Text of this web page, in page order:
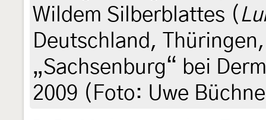
Wildem Silberblattes (
Deutschland,
„Sachsenburg“ bei
2009 (Foto: Uwe